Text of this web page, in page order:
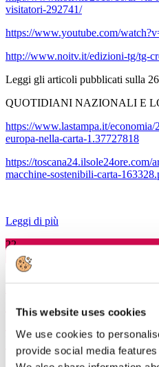
This website uses cookies
We use cookies to
provide social media
visitatori-292741/
https://www.youtube.com/
http://www.noitv.it/edizioni-tg/tg-
Leggi gli articoli pubblicati sulla
QUOTIDIANI NAZIONALI E
https://www.lastampa.it/
europa-nella-carta-1.37727818
https://toscana24.ilsole24ore.com/
macchine-sostenibili-carta-
Leggi di più
22
Ott, 2019
dell'approvazione in
Waste